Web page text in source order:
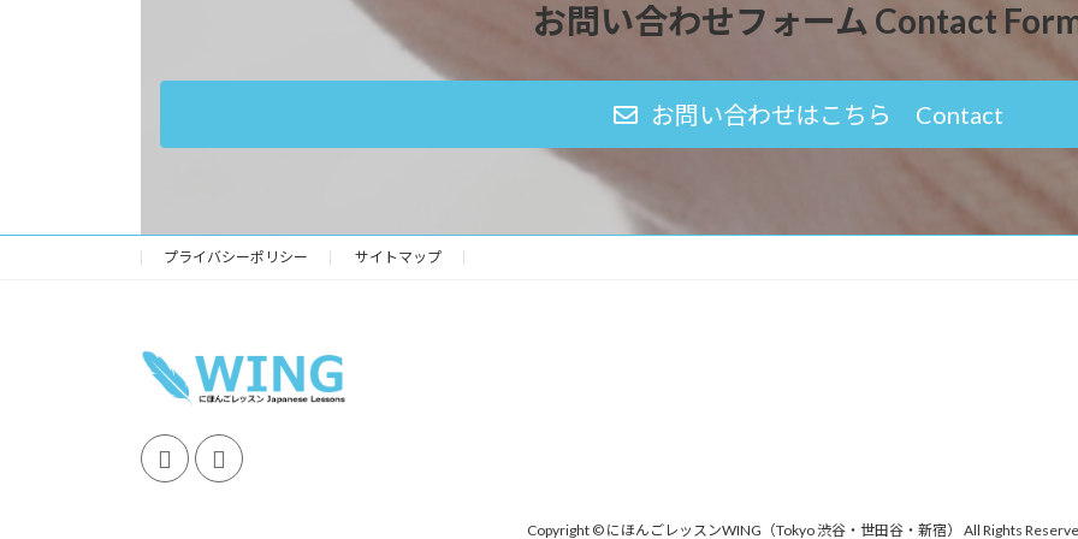
お問い合わせフォーム Contact
お問い合わせはこちら Contact
プライバシーポリシー サイトマップ
Copyright © にほんごレッスンWING（Tokyo 渋谷・世田谷・新宿） All Rights